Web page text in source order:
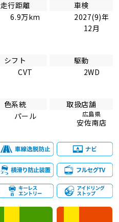
走行距離
6.9万km
車検
2027(9)年
12月
シフト
CVT
駆動
2WD
色系統
パール
取扱店舗
広島県
安佐南店